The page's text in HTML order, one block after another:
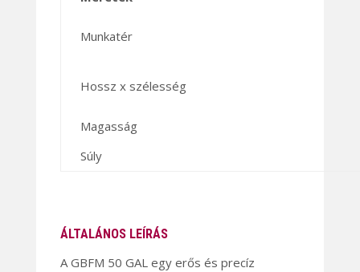
Munkatér
Hossz x szélesség
Magasság
Súly
ÁLTALÁNOS LEÍRÁS
A GBFM 50 GAL egy erős és precíz